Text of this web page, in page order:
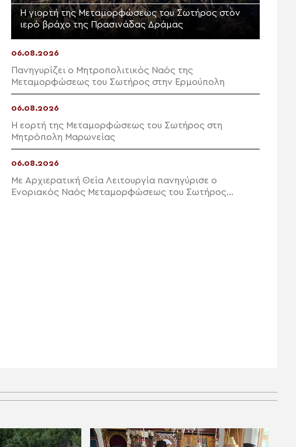
Η γιορτή της Μεταμορφώσεως του Σωτήρος στον
ιερό βράχο της Πρασινάδας Δράμας
06.08.2026
Πανηγυρίζει ο Μητροπολιτικός Ναός της
Μεταμορφώσεως του Σωτήρος στην Ερμούπολη
06.08.2026
Η εορτή της Μεταμορφώσεως του Σωτήρος στη
Μητρόπολη Μαρωνείας
06.08.2026
Με Αρχιερατική Θεία Λειτουργία πανηγύρισε ο
Ενοριακός Ναός Μεταμορφώσεως του Σωτήρος